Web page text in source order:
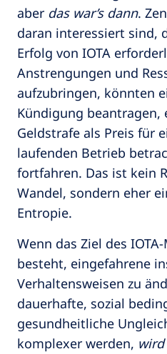
aber das war’s dann.
daran interessiert sind,
Erfolg von IOTA
Anstrengungen und
aufzubringen, könnten
Kündigung beantragen,
Geldstrafe als Preis für
laufenden Betrieb
fortfahren. Das ist kein
Wandel, sondern eher
Entropie.
Wenn das Ziel des
besteht, eingefahrene
Verhaltensweisen zu
dauerhafte, sozial
gesundheitliche
komplexer werden,